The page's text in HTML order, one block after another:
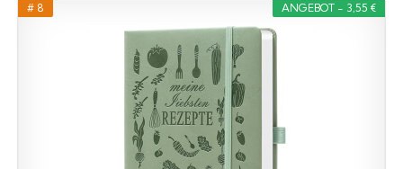
ANGEBOT - 3,55 €
# 8